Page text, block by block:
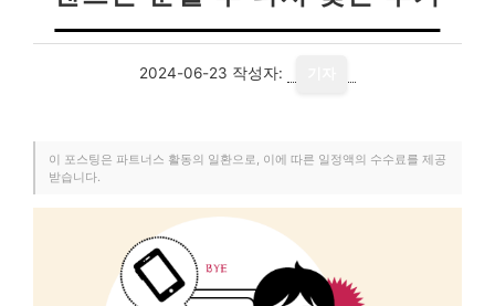
2024-06-23 작성자:
이 포스팅은 파트너스 활동의 일환으로, 이에 따른 일정액의 수수료를 제공
받습니다.